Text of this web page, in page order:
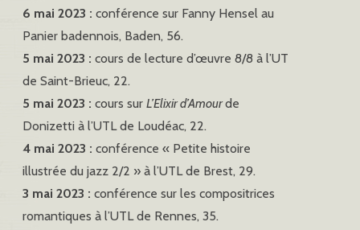
6 mai 2023 : conférence sur Fanny Hensel au
Panier badennois, Baden, 56.
5 mai 2023 : cours de lecture d’œuvre 8/8 à l’UT
de Saint-Brieuc, 22.
5 mai 2023 : cours sur L’Elixir d’Amourde
Donizetti à l’UTL de Loudéac, 22.
4 mai 2023 : conférence « Petite histoire
illustrée du jazz 2/2 » à l’UTL de Brest, 29.
3 mai 2023 : conférence sur les compositrices
romantiques à l’UTL de Rennes, 35.